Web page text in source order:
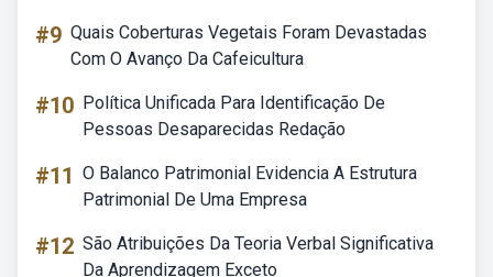
#9 Quais Coberturas Vegetais Foram Devastadas
Com O Avanço Da Cafeicultura
#10 Política Unificada Para Identificação De
Pessoas Desaparecidas Redação
#11 O Balanco Patrimonial Evidencia A Estrutura
Patrimonial De Uma Empresa
#12 São Atribuições Da Teoria Verbal Significativa
Da Aprendizagem Exceto